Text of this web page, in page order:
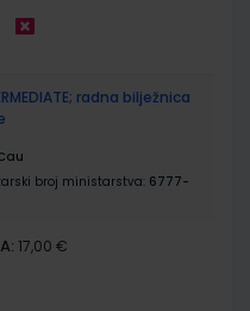
radna bilježnica
broj ministarstva: 6777-
17,00 €